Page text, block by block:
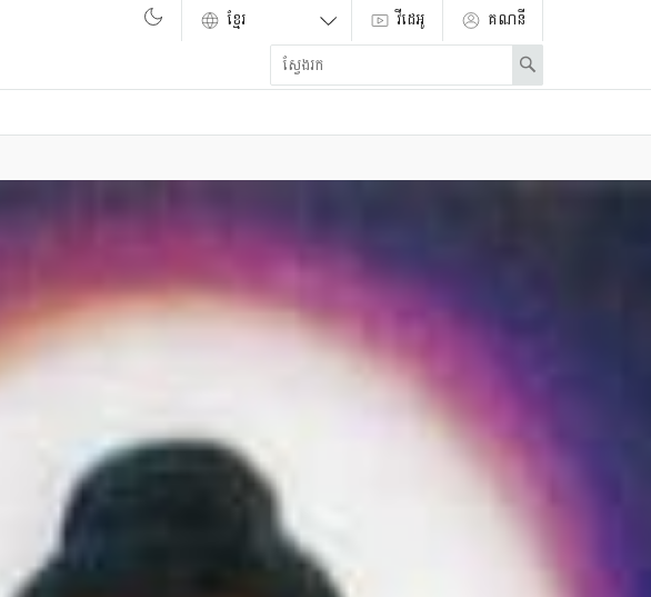
វីដេអូ
គណនី
Enter
search
term
Search